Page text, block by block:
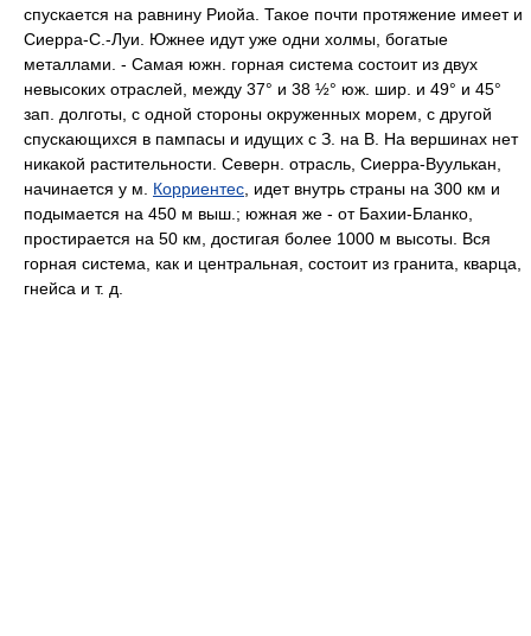
спускается на равнину Риойа. Такое почти протяжение имеет и
Сиерра-С.-Луи. Южнее идут уже одни холмы, богатые
металлами. - Самая южн. горная система состоит из двух
невысоких отраслей, между 37° и 38 ½° юж. шир. и 49° и 45°
зап. долготы, с одной стороны окруженных морем, с другой
спускающихся в пампасы и идущих с З. на В. На вершинах нет
никакой растительности. Северн. отрасль, Сиерра-Вуулькан,
начинается у м. Корриентес , идет внутрь страны на 300 км и
подымается на 450 м выш.; южная же - от Бахии-Бланко,
простирается на 50 км, достигая более 1000 м высоты. Вся
горная система, как и центральная, состоит из гранита, кварца,
гнейса и т. д.